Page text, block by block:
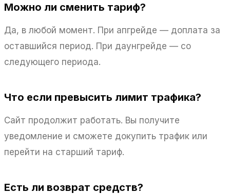
Можно ли сменить тариф?
Да, в любой момент. При апгрейде — доплата за
оставшийся период. При даунгрейде — со
следующего периода.
Что если превысить лимит трафика?
Сайт продолжит работать. Вы получите
уведомление и сможете докупить трафик или
перейти на старший тариф.
Есть ли возврат средств?